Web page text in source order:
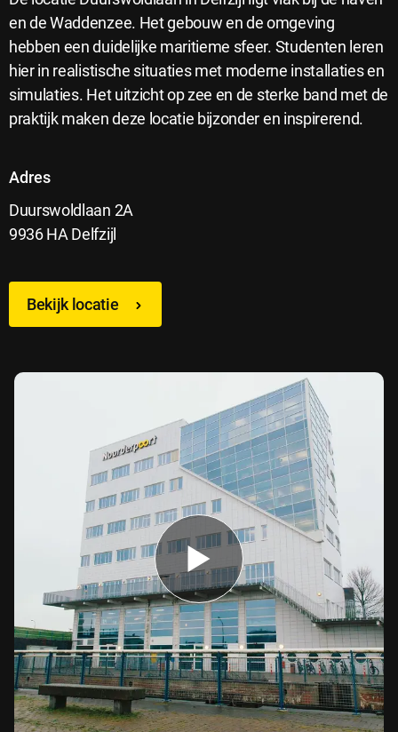
en de Waddenzee. Het gebouw en de omgeving
hebben een duidelijke maritieme sfeer. Studenten leren
hier in realistische situaties met moderne installaties en
simulaties. Het uitzicht op zee en de sterke band met de
praktijk maken deze locatie bijzonder en inspirerend.
Adres
Duurswoldlaan 2A
9936 HA Delfzijl
Bekijk locatie